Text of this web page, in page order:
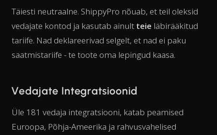
Täiesti neutraalne. ShippyPro nõuab, et teil oleksid
vedajate kontod ja kasutab ainult teie läbirääkitud
tariife. Nad deklareerivad selgelt, et nad ei paku
saatmistariife - te toote oma lepingud kaasa.
Vedajate Integratsioonid
Üle 181 vedaja integratsiooni, katab peamised
Euroopa, Põhja-Ameerika ja rahvusvahelised